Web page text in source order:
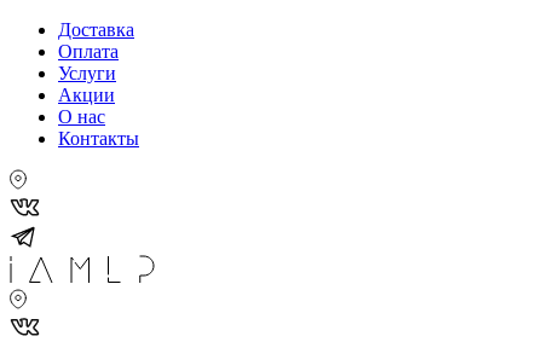
Доставка
Оплата
Услуги
Акции
О нас
Контакты